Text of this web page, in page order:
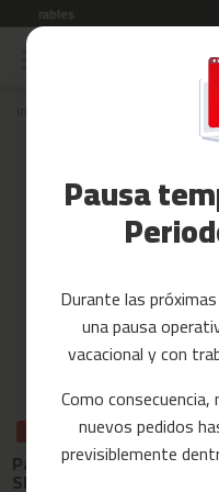
Pausa
Durante las
una pausa
vacacional y con
Como
nuevos pedidos
previsiblemente
Yoga
regalo
Reacondicionados
¡Ofertas
Pack fitness
SHAPES KIT